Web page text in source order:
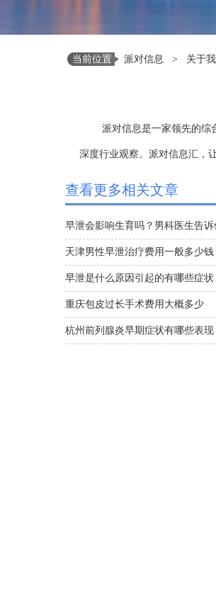
当前位置 派对信息 > 关于
派对信息是一家领先的综
深度行业观察。派对信息汇，
查看更多相关文章
早泄会影响生育吗？男科医生告诉
天津男性早泄治疗费用一般多少钱
早泄是什么原因引起的有哪些症状
重庆包皮过长手术费用大概多少
杭州前列腺炎早期症状有哪些表现